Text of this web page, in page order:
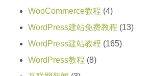
WooCommerce教程 (4)
WordPress建站免费教程 (13)
WordPress建站教程 (165)
WordPress教程 (8)